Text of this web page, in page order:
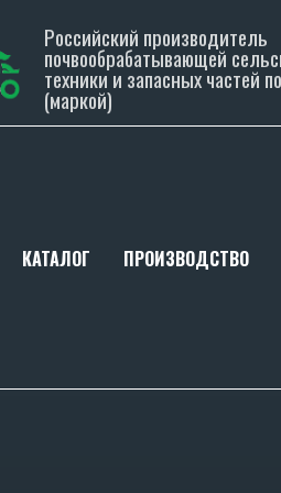
Российский производитель
почвообрабатывающей
техники и запасных частей
(маркой)
КАТАЛОГ ПРОИЗВОДСТВО